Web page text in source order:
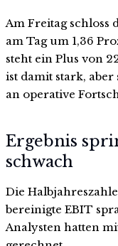
Am Freitag schloss
am Tag um 1,36
steht ein Plus von
ist damit stark,
an operative
Ergebnis
schwach
Die
bereinigte EBIT
Analysten hatten